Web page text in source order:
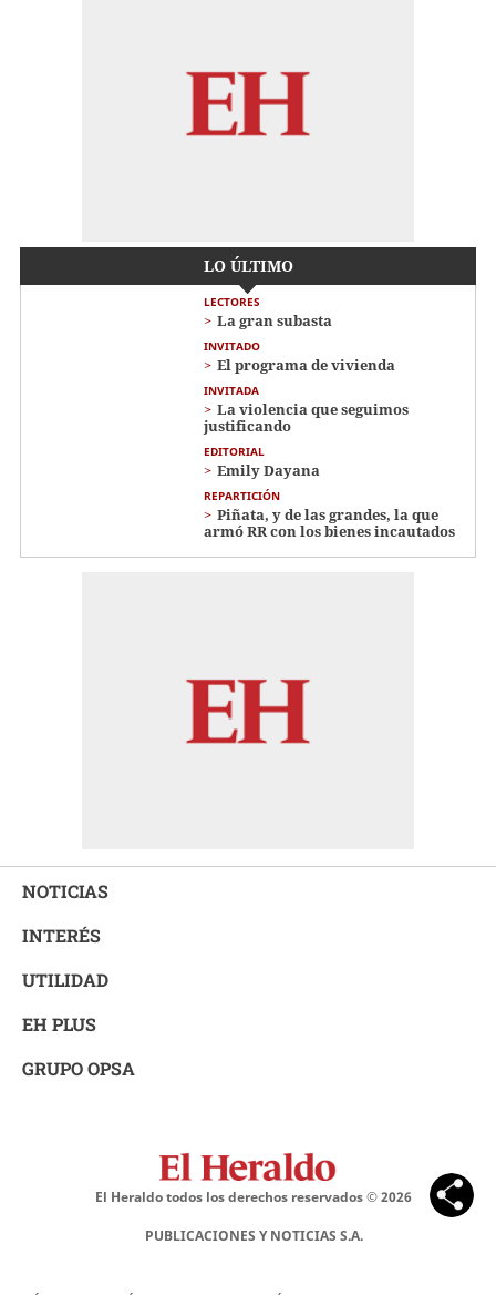
LO ÚLTIMO
LECTORES
La gran subasta
INVITADO
El programa de vivienda
INVITADA
La violencia que seguimos
justificando
EDITORIAL
Emily Dayana
REPARTICIÓN
Piñata, y de las grandes, la que
armó RR con los bienes incautados
NOTICIAS
INTERÉS
UTILIDAD
EH PLUS
GRUPO OPSA
El Heraldo todos los derechos reservados ©2026
PUBLICACIONES Y NOTICIAS S.A.